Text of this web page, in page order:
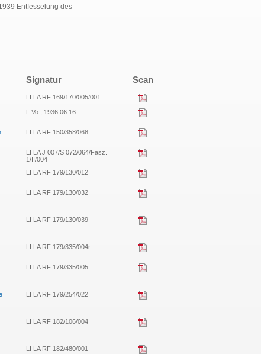
Entfesselung des
Signatur Scan
LI LA RF 169/170/005/001
L.Vo., 1936.06.16
LI LA RF 150/358/068
LI LA J 007/S 072/064/Fasz.
1/II/004
LI LA RF 179/130/012
LI LA RF 179/130/032
LI LA RF 179/130/039
LI LA RF 179/335/004r
LI LA RF 179/335/005
LI LA RF 179/254/022
LI LA RF 182/106/004
LI LA RF 182/480/001